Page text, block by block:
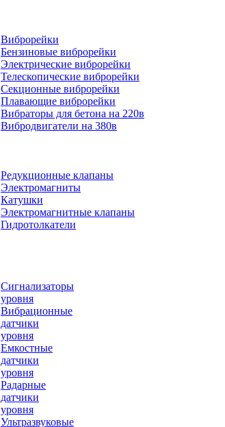
Виброрейки
Бензиновые виброрейки
Электрические виброрейки
Телескопические виброрейки
Секционные виброрейки
Плавающие виброрейки
Вибраторы для бетона на 220в
Вибродвигатели на 380в
Редукционные клапаны
Электромагниты
Катушки
Электромагнитные клапаны
Гидротолкатели
Сигнализаторы
уровня
Вибрационные
датчики
уровня
Емкостные
датчики
уровня
Радарные
датчики
уровня
Ультразвуковые